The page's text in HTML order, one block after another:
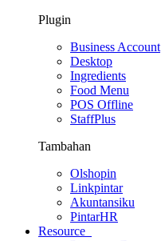
Plugin
Business Account
Desktop
Ingredients
Food Menu
POS Offline
StaffPlus
Tambahan
Olshopin
Linkpintar
Akuntansiku
PintarHR
Resource